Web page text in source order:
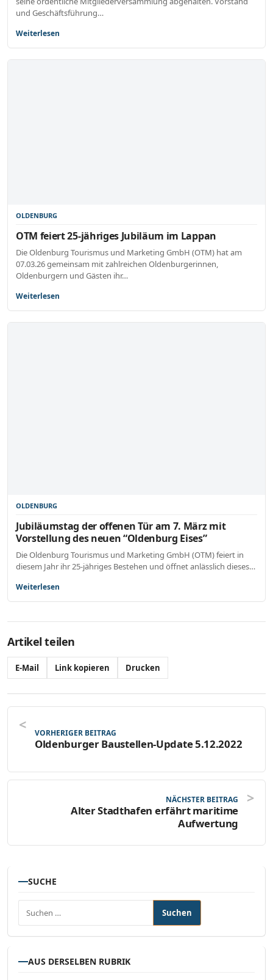
und Geschäftsführung…
Weiterlesen
OLDENBURG
OTM feiert 25-jähriges Jubiläum im Lappan
Die Oldenburg Tourismus und Marketing GmbH (OTM) hat am
07.03.26 gemeinsam mit zahlreichen Oldenburgerinnen,
Oldenburgern und Gästen ihr…
Weiterlesen
OLDENBURG
Jubiläumstag der offenen Tür am 7. März mit
Vorstellung des neuen “Oldenburg Eises”
Die Oldenburg Tourismus und Marketing GmbH (OTM) feiert in
diesem Jahr ihr 25-jähriges Bestehen und öffnet anlässlich dieses…
Weiterlesen
Artikel teilen
E-Mail Link kopieren Drucken
VORHERIGER BEITRAG
Oldenburger Baustellen-Update 5.12.2022
NÄCHSTER BEITRAG
Alter Stadthafen erfährt maritime
Aufwertung
SUCHE
Suchen nach:
AUS DERSELBEN RUBRIK